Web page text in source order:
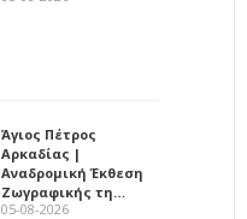
Άγιος Πέτρος
Αρκαδίας |
Αναδρομική Έκθεση
Ζωγραφικής τη…
05-08-2026